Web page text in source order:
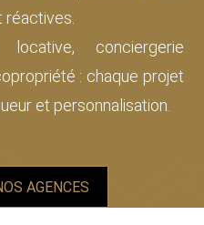
réactives.
conciergerie
: chaque projet
et personnalisation.
AGENCES